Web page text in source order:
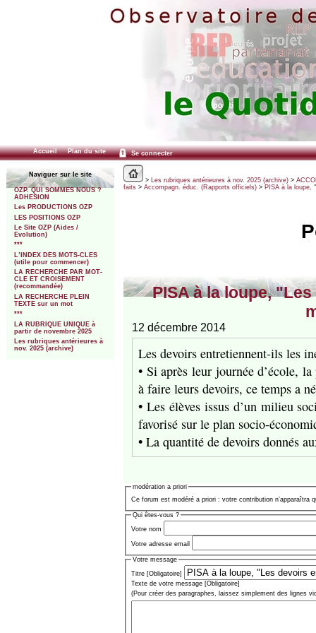
Accueil Plan du site Se connecter
Naviguer sur le site
OZP. QUI SOMMES NOUS ?
ADHESION
Les PRODUCTIONS OZP
LES POSITIONS OZP
Le Site OZP (Aides /
Evolution)
***
L’INDEX DES MOTS-CLES
(utile pour commencer)
LA RECHERCHE PAR MOT-
CLE ET CROISEMENT
(recommandée)
LA RECHERCHE PLEIN
TEXTE sur un mot
***
LA RUBRIQUE UNIQUE à
partir de novembre 2025
Les rubriques antérieures à
nov. 2025 (archive)
> Les rubriques antérieures à nov. 2025 (archive)>
faits> Accompagn. éduc. (Rapports officiels)> PISA à la loupe,
PISA à la loupe,
12 décembre 2014
Les devoirs entretiennent-ils les
• Si après leur journée d’école,
à faire leurs devoirs, ce temps a
• Les élèves issus d’un milieu
favorisé sur le plan socio-
• La quantité de devoirs donnés
modération a priori
Ce forum est modéré a priori : votre contribution n’apparaîtra
Qui êtes-vous ?
Votre nom
Votre adresse email
Votre message
Titre [Obligatoire]
Texte de votre message [Obligatoire]
(Pour créer des paragraphes, laissez simplement des lignes